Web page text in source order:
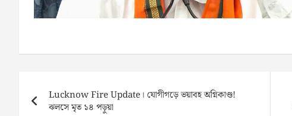
navigation
Lucknow Fire Update। যোগীগড়ে ভয়াবহ অগ্নিকাণ্ড!
ঝলসে মৃত ১৪ পড়ুয়া